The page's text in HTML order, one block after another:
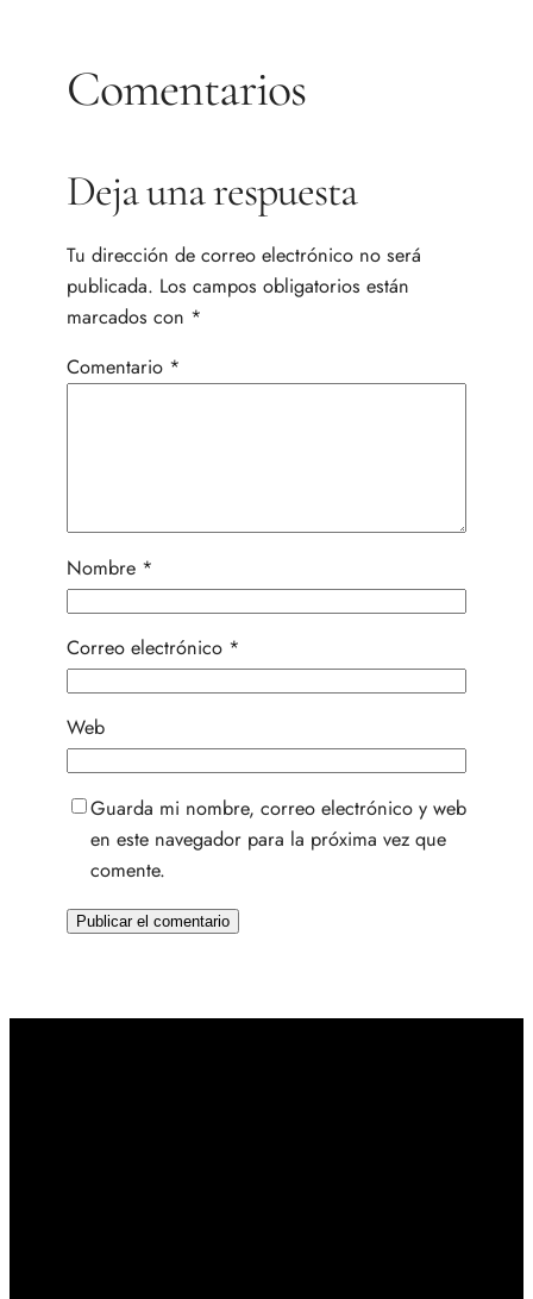
Comentarios
Deja una respuesta
Tu dirección de correo electrónico no será
publicada. Los campos obligatorios están
marcados con *
Comentario *
Nombre *
Correo electrónico *
Web
Guarda mi nombre, correo electrónico y web
en este navegador para la próxima vez que
comente.